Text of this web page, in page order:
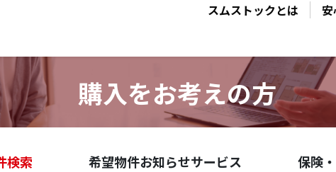
スムストックとは 安
購入をお考えの方
検索 希望物件お知らせサービス 保険